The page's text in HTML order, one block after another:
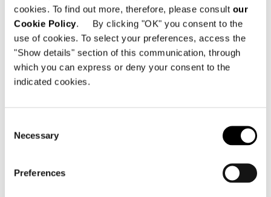
cookies. To find out more, therefore, please consult our
Cookie Policy. By clicking "OK" you consent to the
use of cookies. To select your preferences, access the
"Show details" section of this communication, through
which you can express or deny your consent to the
indicated cookies.
Selection
Necessary
Preferences